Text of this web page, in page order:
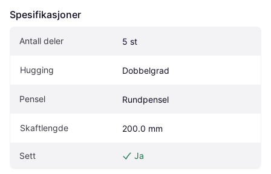
Spesifikasjoner
Antall deler 5 st
Hugging Dobbelgrad
Pensel Rundpensel
Skaftlengde 200.0 mm
Sett Ja